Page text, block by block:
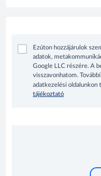
Ezúton hozzájárulok
adatok,
Google LLC részére. A
visszavonhatom.
adatkezelési oldalunkon
tájékoztató